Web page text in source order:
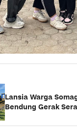
Lansia Warga
Bendung Gerak